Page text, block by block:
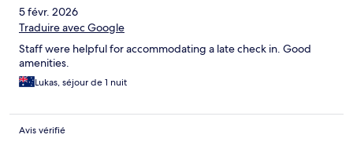
5 févr. 2026
Traduire avec Google
Staff were helpful for accommodating a late check in. Good
amenities.
Lukas, séjour de 1 nuit
Avis vérifié